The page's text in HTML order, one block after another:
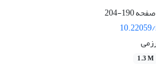
190-204
1.3 M